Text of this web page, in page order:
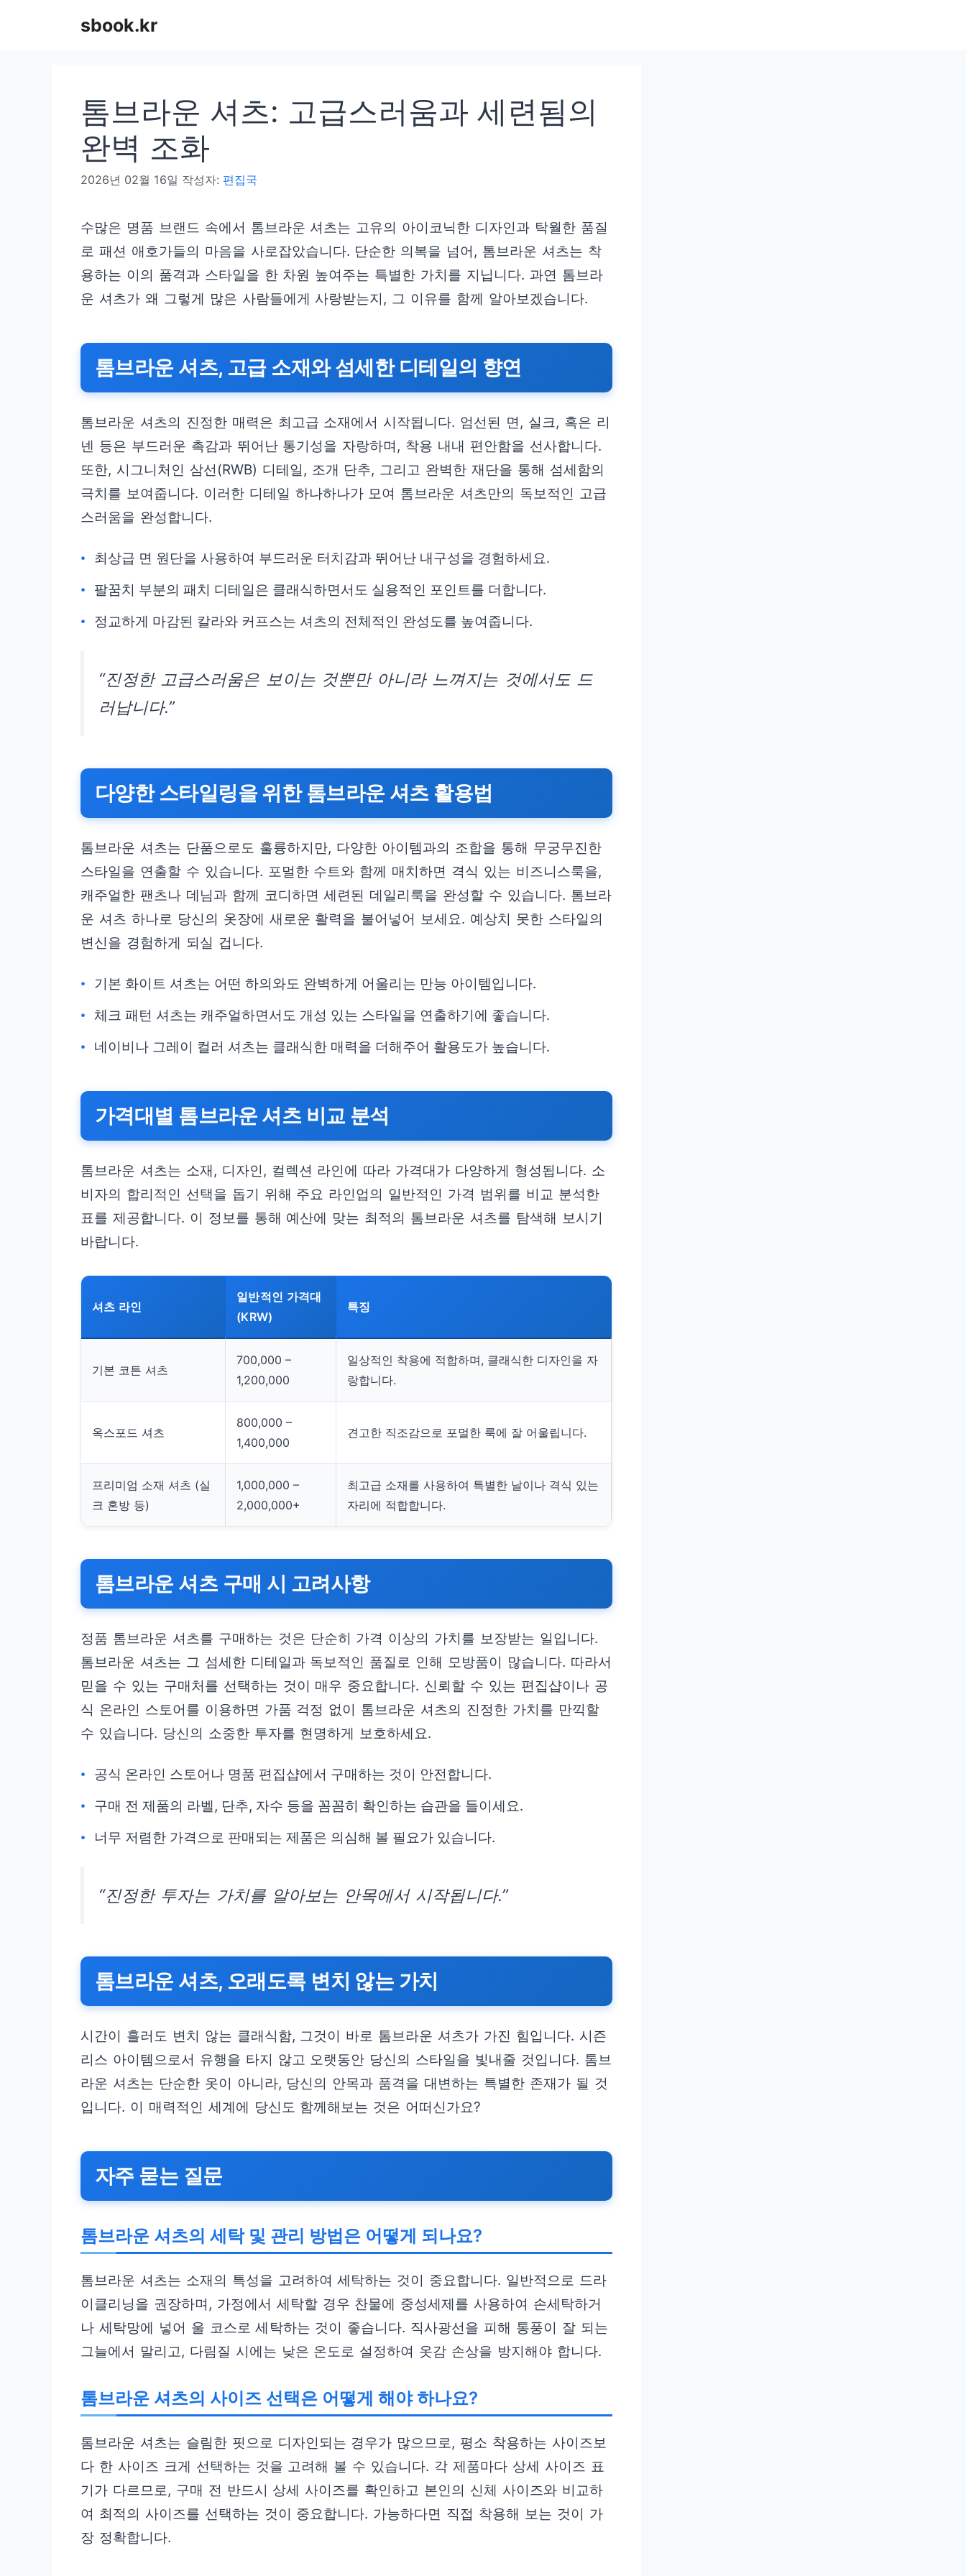
sbook.kr
톰브라운 셔츠: 고급스러움과 세련됨의
완벽 조화
2026년 02월 16일 작성자: 편집국
수많은 명품 브랜드 속에서 톰브라운 셔츠는 고유의 아이코닉한 디자인과 탁월한 품질
로 패션 애호가들의 마음을 사로잡았습니다. 단순한 의복을 넘어, 톰브라운 셔츠는 착
용하는 이의 품격과 스타일을 한 차원 높여주는 특별한 가치를 지닙니다. 과연 톰브라
운 셔츠가 왜 그렇게 많은 사람들에게 사랑받는지, 그 이유를 함께 알아보겠습니다.
톰브라운 셔츠, 고급 소재와 섬세한 디테일의 향연
톰브라운 셔츠의 진정한 매력은 최고급 소재에서 시작됩니다. 엄선된 면, 실크, 혹은 리
넨 등은 부드러운 촉감과 뛰어난 통기성을 자랑하며, 착용 내내 편안함을 선사합니다.
또한, 시그니처인 삼선(RWB) 디테일, 조개 단추, 그리고 완벽한 재단을 통해 섬세함의
극치를 보여줍니다. 이러한 디테일 하나하나가 모여 톰브라운 셔츠만의 독보적인 고급
스러움을 완성합니다.
최상급 면 원단을 사용하여 부드러운 터치감과 뛰어난 내구성을 경험하세요.
팔꿈치 부분의 패치 디테일은 클래식하면서도 실용적인 포인트를 더합니다.
정교하게 마감된 칼라와 커프스는 셔츠의 전체적인 완성도를 높여줍니다.
“진정한 고급스러움은 보이는 것뿐만 아니라 느껴지는 것에서도 드
러납니다.”
다양한 스타일링을 위한 톰브라운 셔츠 활용법
톰브라운 셔츠는 단품으로도 훌륭하지만, 다양한 아이템과의 조합을 통해 무궁무진한
스타일을 연출할 수 있습니다. 포멀한 수트와 함께 매치하면 격식 있는 비즈니스룩을,
캐주얼한 팬츠나 데님과 함께 코디하면 세련된 데일리룩을 완성할 수 있습니다. 톰브라
운 셔츠 하나로 당신의 옷장에 새로운 활력을 불어넣어 보세요. 예상치 못한 스타일의
변신을 경험하게 되실 겁니다.
기본 화이트 셔츠는 어떤 하의와도 완벽하게 어울리는 만능 아이템입니다.
체크 패턴 셔츠는 캐주얼하면서도 개성 있는 스타일을 연출하기에 좋습니다.
네이비나 그레이 컬러 셔츠는 클래식한 매력을 더해주어 활용도가 높습니다.
가격대별 톰브라운 셔츠 비교 분석
톰브라운 셔츠는 소재, 디자인, 컬렉션 라인에 따라 가격대가 다양하게 형성됩니다. 소
비자의 합리적인 선택을 돕기 위해 주요 라인업의 일반적인 가격 범위를 비교 분석한
표를 제공합니다. 이 정보를 통해 예산에 맞는 최적의 톰브라운 셔츠를 탐색해 보시기
바랍니다.
셔츠 라인
일반적인 가격대
(KRW)
특징
기본 코튼 셔츠
700,000 –
1,200,000
일상적인 착용에 적합하며, 클래식한 디자인을 자
랑합니다.
옥스포드 셔츠
800,000 –
1,400,000
견고한 직조감으로 포멀한 룩에 잘 어울립니다.
프리미엄 소재 셔츠 (실
크 혼방 등)
1,000,000 –
2,000,000+
최고급 소재를 사용하여 특별한 날이나 격식 있는
자리에 적합합니다.
톰브라운 셔츠 구매 시 고려사항
정품 톰브라운 셔츠를 구매하는 것은 단순히 가격 이상의 가치를 보장받는 일입니다.
톰브라운 셔츠는 그 섬세한 디테일과 독보적인 품질로 인해 모방품이 많습니다. 따라서
믿을 수 있는 구매처를 선택하는 것이 매우 중요합니다. 신뢰할 수 있는 편집샵이나 공
식 온라인 스토어를 이용하면 가품 걱정 없이 톰브라운 셔츠의 진정한 가치를 만끽할
수 있습니다. 당신의 소중한 투자를 현명하게 보호하세요.
공식 온라인 스토어나 명품 편집샵에서 구매하는 것이 안전합니다.
구매 전 제품의 라벨, 단추, 자수 등을 꼼꼼히 확인하는 습관을 들이세요.
너무 저렴한 가격으로 판매되는 제품은 의심해 볼 필요가 있습니다.
“진정한 투자는 가치를 알아보는 안목에서 시작됩니다.”
톰브라운 셔츠, 오래도록 변치 않는 가치
시간이 흘러도 변치 않는 클래식함, 그것이 바로 톰브라운 셔츠가 가진 힘입니다. 시즌
리스 아이템으로서 유행을 타지 않고 오랫동안 당신의 스타일을 빛내줄 것입니다. 톰브
라운 셔츠는 단순한 옷이 아니라, 당신의 안목과 품격을 대변하는 특별한 존재가 될 것
입니다. 이 매력적인 세계에 당신도 함께해보는 것은 어떠신가요?
자주 묻는 질문
톰브라운 셔츠의 세탁 및 관리 방법은 어떻게 되나요?
톰브라운 셔츠는 소재의 특성을 고려하여 세탁하는 것이 중요합니다. 일반적으로 드라
이클리닝을 권장하며, 가정에서 세탁할 경우 찬물에 중성세제를 사용하여 손세탁하거
나 세탁망에 넣어 울 코스로 세탁하는 것이 좋습니다. 직사광선을 피해 통풍이 잘 되는
그늘에서 말리고, 다림질 시에는 낮은 온도로 설정하여 옷감 손상을 방지해야 합니다.
톰브라운 셔츠의 사이즈 선택은 어떻게 해야 하나요?
톰브라운 셔츠는 슬림한 핏으로 디자인되는 경우가 많으므로, 평소 착용하는 사이즈보
다 한 사이즈 크게 선택하는 것을 고려해 볼 수 있습니다. 각 제품마다 상세 사이즈 표
기가 다르므로, 구매 전 반드시 상세 사이즈를 확인하고 본인의 신체 사이즈와 비교하
여 최적의 사이즈를 선택하는 것이 중요합니다. 가능하다면 직접 착용해 보는 것이 가
장 정확합니다.